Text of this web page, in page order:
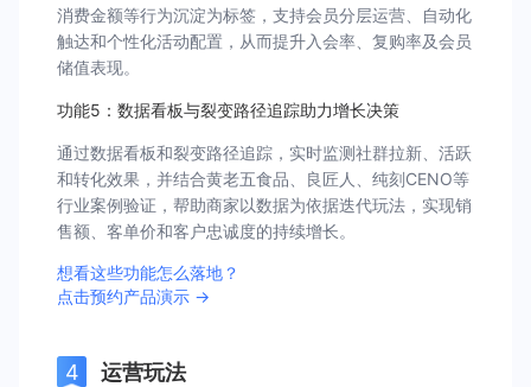
消费金额等行为沉淀为标签，支持会员分层运营、自动化
触达和个性化活动配置，从而提升入会率、复购率及会员
储值表现。
功能5：数据看板与裂变路径追踪助力增长决策
通过数据看板和裂变路径追踪，实时监测社群拉新、活跃
和转化效果，并结合黄老五食品、良匠人、纯刻CENO等
行业案例验证，帮助商家以数据为依据迭代玩法，实现销
售额、客单价和客户忠诚度的持续增长。
想看这些功能怎么落地？
点击预约产品演示 →
运营玩法